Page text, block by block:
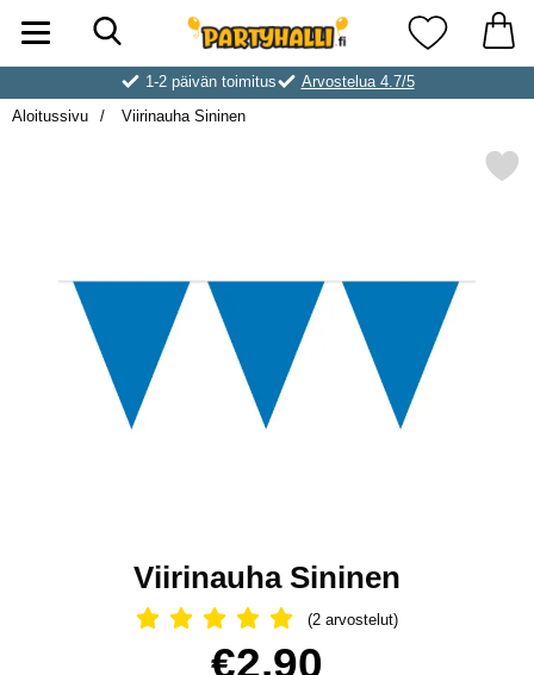
Ostoskori laajennettu Partyhallen AB
Suosikkini
1-2 päivän toimitus
Arvostelua 4.7/5
Aloitussivu
Viirinauha Sininen
Merkitse viirinauha
Viirinauha Sininen
Arvostelu: 5 Tähdet, Ohita kaikki
(2 arvostelut)
hinta
€2.90